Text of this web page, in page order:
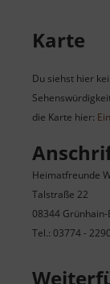
Karte
Du siehst hier
die Karte hier:
Heimatfreunde
Talstraße 22
08344
Tel.: 03774 -